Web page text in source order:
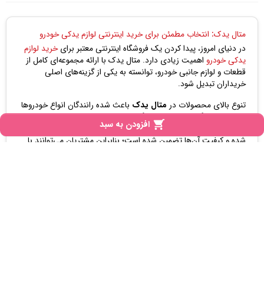
 افزودن به سبد
متال یدک: انتخاب مطمئن برای خرید اینترنتی لوازم یدکی خودرو
در دنیای امروز، پیدا کردن یک فروشگاه اینترنتی معتبر برایخرید لوازم
یدکی خودرو اهمیت زیادی دارد. متال یدک با ارائه مجموعه‌ای کامل از
قطعات و لوازم جانبی خودرو، توانسته به یکی از گزینه‌های اصلی
خریداران تبدیل شود.
تنوع بالای محصولات در متال یدک باعث شده رانندگان انواع خودروها
از پژو و پراید گرفته تا سمند و دیگر مدل‌ها بتوانند قطعات موردنیاز خود
را به راحتی پیدا کنند. تمامی محصولات با استانداردهای معتبر عرضه
شده و کیفیت آن‌ها تضمین شده است؛ بنابراین مشتریان می‌توانند با